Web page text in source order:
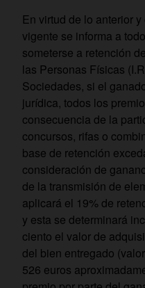
En virtud de lo anterior
vigente se informa a
someterse a retención
las Personas Físicas
Sociedades, si el
jurídica, todos los
consecuencia de la
concursos, rifas o
base de retención
consideración de
de la transmisión de
aplicará el 19% de
y esta se determinará
ciento el valor de
del bien entregado
526 euros